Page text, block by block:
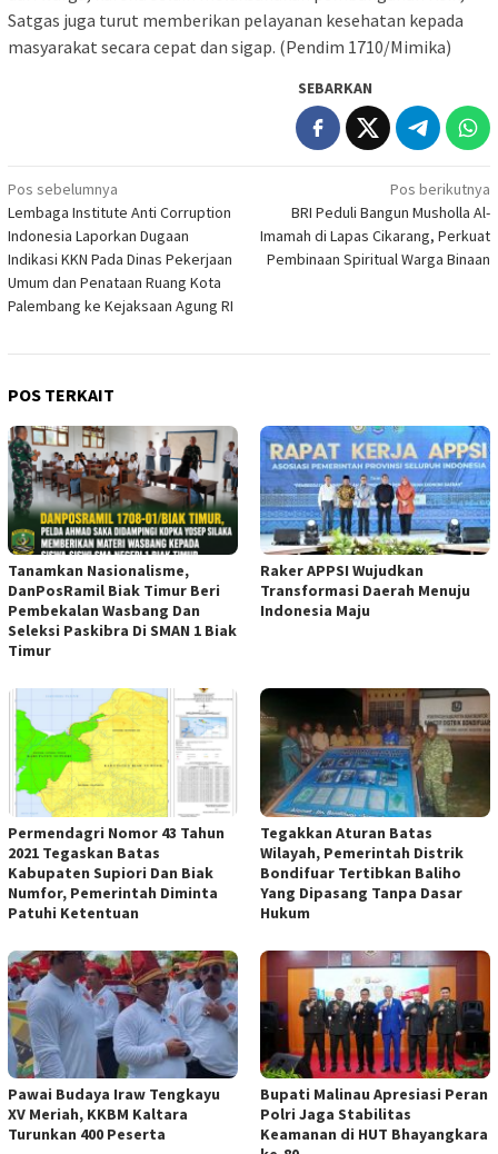
Satgas juga turut memberikan pelayanan kesehatan kepada
masyarakat secara cepat dan sigap. (Pendim 1710/Mimika)
SEBARKAN
Navigasi
pos
Pos sebelumnya
Lembaga Institute Anti Corruption
Indonesia Laporkan Dugaan
Indikasi KKN Pada Dinas Pekerjaan
Umum dan Penataan Ruang Kota
Palembang ke Kejaksaan Agung RI
Pos berikutnya
BRI Peduli Bangun Musholla Al-
Imamah di Lapas Cikarang, Perkuat
Pembinaan Spiritual Warga Binaan
POS TERKAIT
Tanamkan Nasionalisme,
DanPosRamil Biak Timur Beri
Pembekalan Wasbang Dan
Seleksi Paskibra Di SMAN 1 Biak
Timur
Raker APPSI Wujudkan
Transformasi Daerah Menuju
Indonesia Maju
Permendagri Nomor 43 Tahun
2021 Tegaskan Batas
Kabupaten Supiori Dan Biak
Numfor, Pemerintah Diminta
Patuhi Ketentuan
Tegakkan Aturan Batas
Wilayah, Pemerintah Distrik
Bondifuar Tertibkan Baliho
Yang Dipasang Tanpa Dasar
Hukum
Pawai Budaya Iraw Tengkayu
XV Meriah, KKBM Kaltara
Turunkan 400 Peserta
Bupati Malinau Apresiasi Peran
Polri Jaga Stabilitas
Keamanan di HUT Bhayangkara